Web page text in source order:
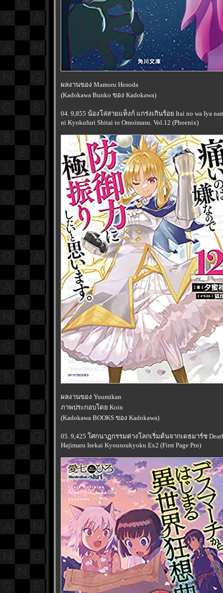
ผลงานของ Mamoru Hosoda
(Kadokawa Bunko ของ Kadokawa)
04. 9,855 น้องโล่สายแท็งก์ แกร่งเกินร้อย Itai no wa Iya
ni Kyokufuri Shitai to Omoimasu. Vol.12 (Phoenix)
ผลงานของ Yuumikan
ภาพประกอบโดย Koin
(Kadokawa BOOKS ของ Kadokawa)
05. 9,425 โศกนาฏกรรมต่างโลกเริ่มต้นจากเดธมาร์ช
Hajimaru Isekai Kyousoukyoku Ex2 (First Page Pro)